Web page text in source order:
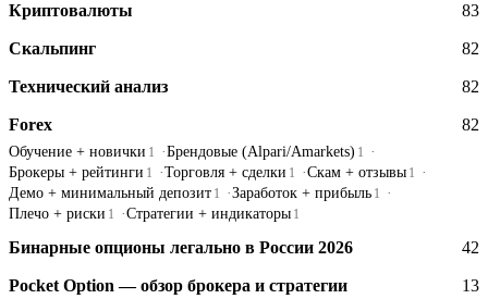
Криптовалюты 83
Скальпинг 82
Технический анализ 82
Forex 82
Обучение + новички 1 Брендовые (Alpari/Amarkets) 1
Брокеры + рейтинги 1 Торговля + сделки 1 Скам + отзывы 1
Демо + минимальный депозит 1 Заработок + прибыль 1
Плечо + риски 1 Стратегии + индикаторы 1
Бинарные опционы легально в России 2026 42
Pocket Option — обзор брокера и стратегии 13